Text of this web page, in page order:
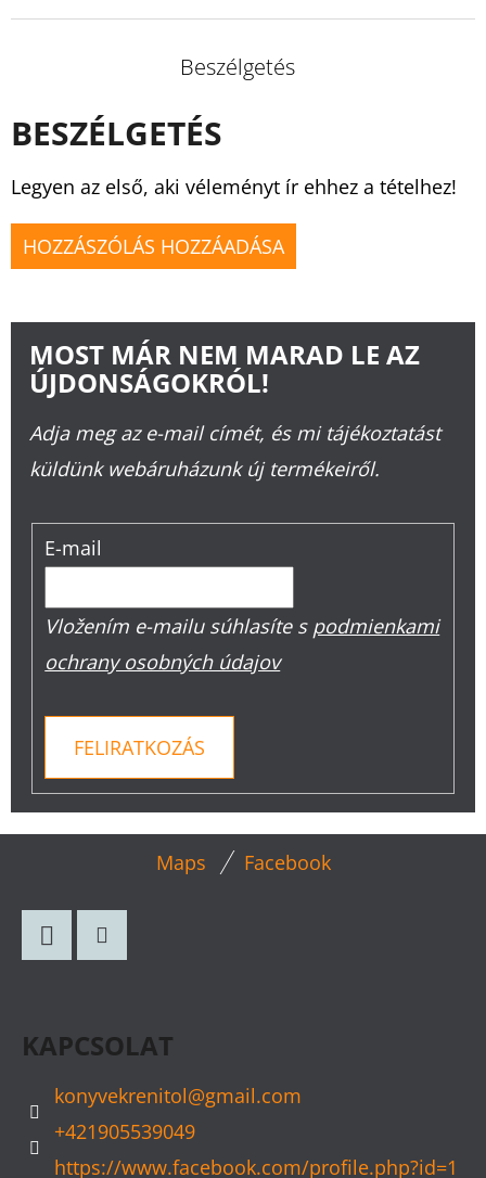
Beszélgetés
BESZÉLGETÉS
Legyen az első, aki véleményt ír ehhez a tételhez!
HOZZÁSZÓLÁS HOZZÁADÁSA
MOST MÁR NEM MARAD LE AZ
ÚJDONSÁGOKRÓL!
Adja meg az e-mail címét, és mi tájékoztatást
küldünk webáruházunk új termékeiről.
E-mail
Vložením e-mailu súhlasíte s podmienkami
ochrany osobných údajov
FELIRATKOZÁS
Maps Facebook
KAPCSOLAT
konyvekrenitol@gmail.com
+421905539049
https://www.facebook.com/profile.php?id=1